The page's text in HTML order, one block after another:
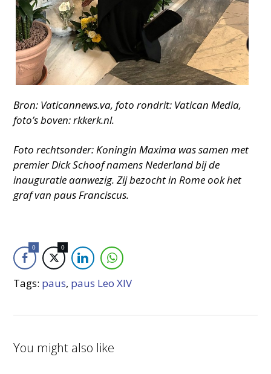
Bron: Vaticannews.va, foto rondrit: Vatican Media,
foto’s boven: rkkerk.nl.
Foto rechtsonder: Koningin Maxima was samen met
premier Dick Schoof namens Nederland bij de
inauguratie aanwezig. Zij bezocht in Rome ook het
graf van paus Franciscus.
0 0
Tags: paus, paus Leo XIV
You might also like